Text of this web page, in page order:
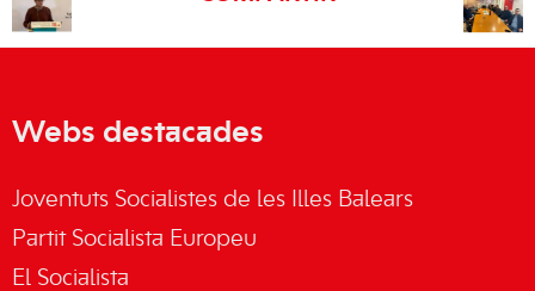
Webs destacades
Joventuts Socialistes de les Illes Balears
Partit Socialista Europeu
El Socialista